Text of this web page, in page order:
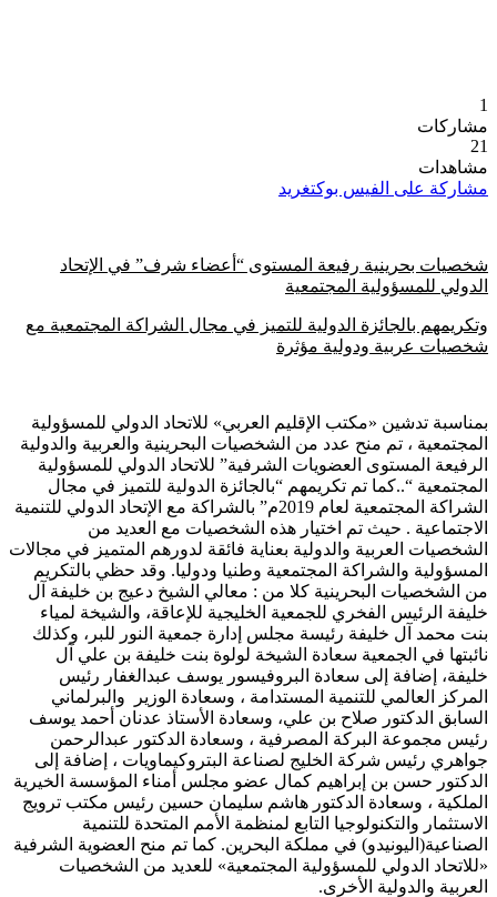
1
مشاركات
21
مشاهدات
مشاركة على الفيس بوكتغريد
شخصيات بحرينية رفيعة المستوى “أعضاء شرف” في الإتحاد
الدولي للمسؤولية المجتمعية
وتكريمهم بالجائزة الدولية للتميز في مجال الشراكة المجتمعية مع
شخصيات عربية ودولية مؤثرة
بمناسبة تدشين «مكتب الإقليم العربي» للاتحاد الدولي للمسؤولية
المجتمعية ، تم منح عدد من الشخصيات البحرينية والعربية والدولية
الرفيعة المستوى العضويات الشرفية” للاتحاد الدولي للمسؤولية
المجتمعية “..كما تم تكريمهم “بالجائزة الدولية للتميز في مجال
الشراكة المجتمعية لعام 2019م” بالشراكة مع الإتحاد الدولي للتنمية
الاجتماعية . حيث تم اختيار هذه الشخصيات مع العديد من
الشخصيات العربية والدولية بعناية فائقة لدورهم المتميز في مجالات
المسؤولية والشراكة المجتمعية وطنيا ودوليا. وقد حظي بالتكريم
من الشخصيات البحرينية كلا من : معالي الشيخ دعيج بن خليفة آل
خليفة الرئيس الفخري للجمعية الخليجية للإعاقة، والشيخة لمياء
بنت محمد آل خليفة رئيسة مجلس إدارة جمعية النور للبر، وكذلك
نائبتها في الجمعية سعادة الشيخة لولوة بنت خليفة بن علي آل
خليفة، إضافة إلى سعادة البروفيسور يوسف عبدالغفار رئيس
المركز العالمي للتنمية المستدامة ، وسعادة الوزير والبرلماني
السابق الدكتور صلاح بن علي، وسعادة الأستاذ عدنان أحمد يوسف
رئيس مجموعة البركة المصرفية ، وسعادة الدكتور عبدالرحمن
جواهري رئيس شركة الخليج لصناعة البتروكيماويات ، إضافة إلى
الدكتور حسن بن إبراهيم كمال عضو مجلس أمناء المؤسسة الخيرية
الملكية ، وسعادة الدكتور هاشم سليمان حسين رئيس مكتب ترويج
الاستثمار والتكنولوجيا التابع لمنظمة الأمم المتحدة للتنمية
الصناعية(اليونيدو) في مملكة البحرين. كما تم منح العضوية الشرفية
«للاتحاد الدولي للمسؤولية المجتمعية» للعديد من الشخصيات
العربية والدولية الأخرى.